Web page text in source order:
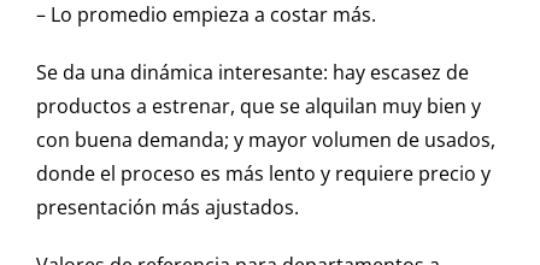
– Lo promedio empieza a costar más.
Se da una dinámica interesante: hay escasez de
productos a estrenar, que se alquilan muy bien y
con buena demanda; y mayor volumen de usados,
donde el proceso es más lento y requiere precio y
presentación más ajustados.